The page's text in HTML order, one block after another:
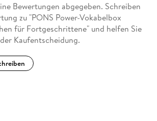
Bewertungen abgegeben. Schreiben
zu "PONS Power-Vokabelbox
für Fortgeschrittene" und helfen Sie
Kaufentscheidung.